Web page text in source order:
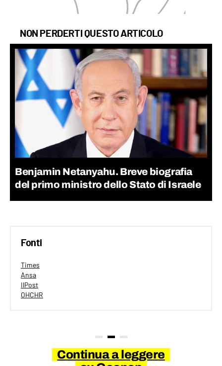
NON PERDERTI QUESTO ARTICOLO
Benjamin Netanyahu. Breve biografia
del primo ministro dello Stato di Israele
Fonti
Times
Ansa
IlPost
OHCHR
Continua a leggere